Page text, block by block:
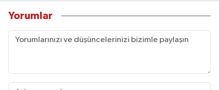
Yorumlar